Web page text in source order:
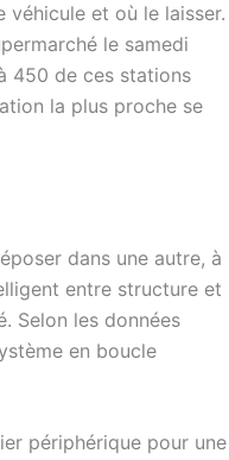
véhicule et où le laisser.
le samedi
450 de ces stations
la plus proche se
dans une autre, à
entre structure et
Selon les données
en boucle
périphérique pour une